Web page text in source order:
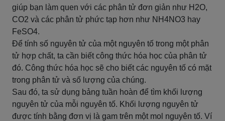
giúp bạn làm quen với các phân tử đơn giản như H2O,
CO2 và các phân tử phức tạp hơn như NH4NO3 hay
FeSO4.
Để tính số nguyên tử của một nguyên tố trong một phân
tử hợp chất, ta cần biết công thức hóa học của phân tử
đó. Công thức hóa học sẽ cho biết các nguyên tố có mặt
trong phân tử và số lượng của chúng.
Sau đó, ta sử dụng bảng tuần hoàn để tìm khối lượng
nguyên tử của mỗi nguyên tố. Khối lượng nguyên tử
được tính bằng đơn vị là gam trên một mol nguyên tố. Ví